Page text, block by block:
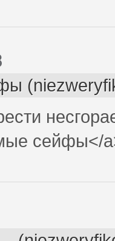
сейфы</